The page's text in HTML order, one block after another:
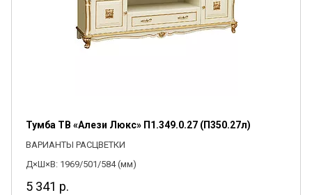
Тумба ТВ «Алези Люкс» П1.349.0.27 (П350.27л)
ВАРИАНТЫ РАСЦВЕТКИ
Д×Ш×В: 1969/501/584 (мм)
5 341 р.